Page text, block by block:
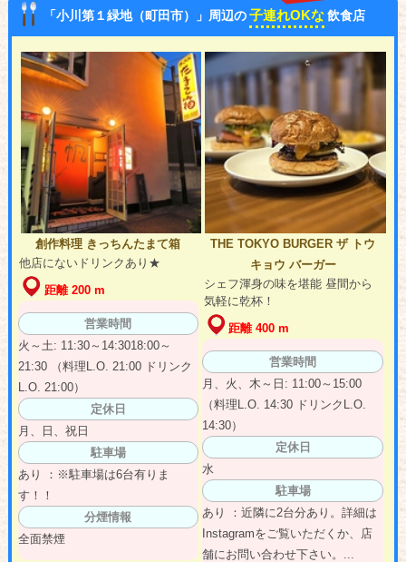
「小川第１緑地（町田市）」周辺の子連れOKな 飲食店
創作料理 きっちんたまて箱
他店にないドリンクあり★
距離 200 m
営業時間
火～土: 11:30～14:3018:00～
21:30 （料理L.O. 21:00 ドリンク
L.O. 21:00）
定休日
月、日、祝日
駐車場
あり ：※駐車場は6台有りま
す！！
分煙情報
全面禁煙
THE TOKYO BURGER ザ トウ
キョウ バーガー
シェフ渾身の味を堪能 昼間から
気軽に乾杯！
距離 400 m
営業時間
月、火、木～日: 11:00～15:00
（料理L.O. 14:30 ドリンクL.O.
14:30）
定休日
水
駐車場
あり ：近隣に2台分あり。詳細は
Instagramをご覧いただくか、店
舗にお問い合わせ下さい。...